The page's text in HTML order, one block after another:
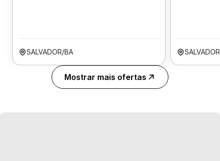
SALVADOR/BA
Mostrar mais ofertas